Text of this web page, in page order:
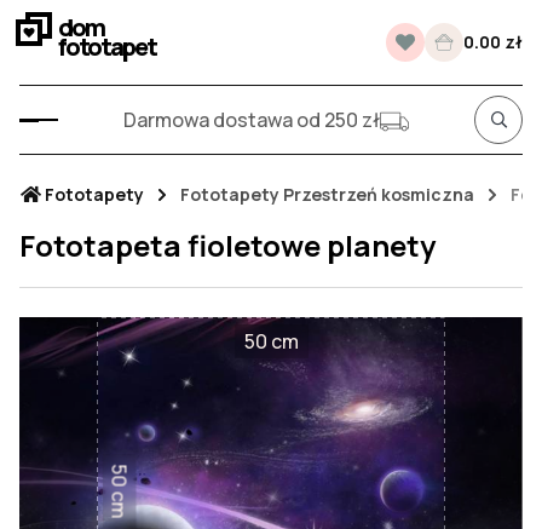
dom
fototapet 0.00 zł
Darmowa dostawa od 250 zł
Fototapety Fototapety Przestrzeń kosmiczna
Fototapeta fioletowe planety
50 cm
50 cm